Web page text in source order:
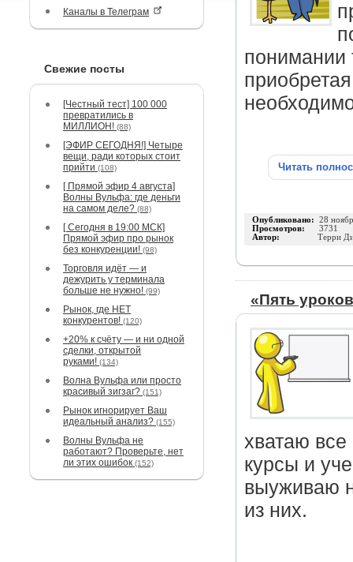
Каналы в Телеграм
Свежие посты
[Честный тест] 100 000
превратились в
МИЛЛИОН! (88)
[ЭФИР СЕГОДНЯ!] Четыре
вещи, ради которых стоит
прийти (108)
[ Прямой эфир 4 августа]
Волны Вульфа: где деньги
на самом деле? (88)
[ Сегодня в 19:00 МСК]
Прямой эфир про рынок
без конкуренции! (98)
Торговля идёт — и
дежурить у терминала
больше не нужно! (99)
Рынок, где НЕТ
конкурентов! (120)
+20% к счёту — и ни одной
сделки, открытой
руками! (134)
Волна Вульфа или просто
красивый зигзаг? (151)
Рынок игнорирует Ваш
идеальный анализ? (155)
Волны Вульфа не
работают? Проверьте, нет
ли этих ошибок (152)
понимании
Читать
Опубликовано: 28
Просмотров: 3731
Автор: Терри
«Пять
хватаю
курсы и
выуживаю
из них.